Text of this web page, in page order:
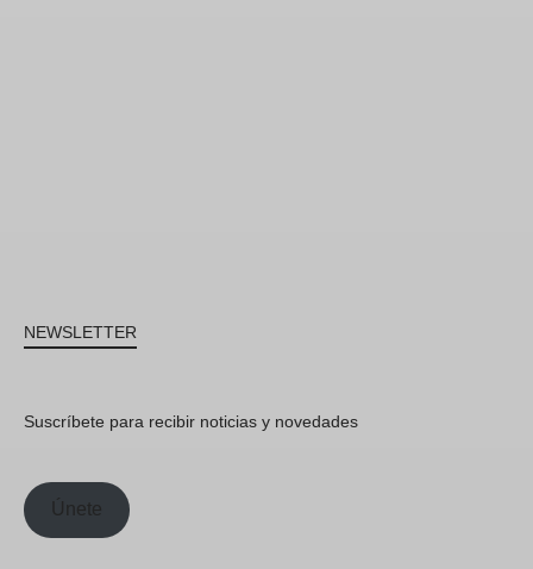
NEWSLETTER
Suscríbete para recibir noticias y novedades
Únete